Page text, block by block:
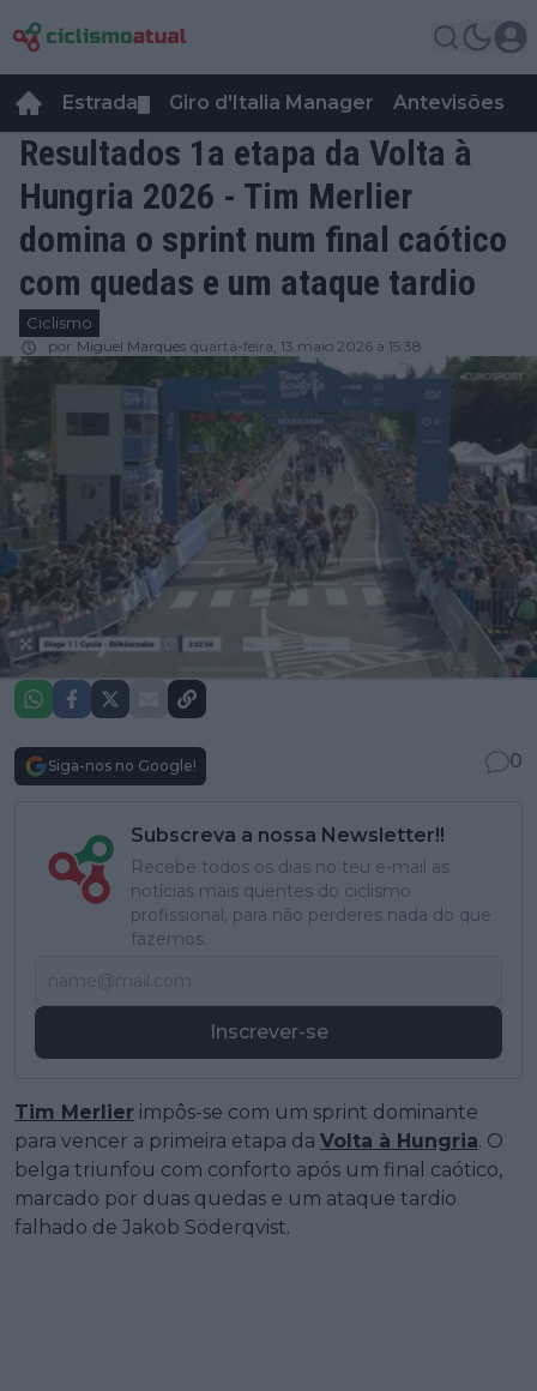
Estrada Giro d'Italia Manager Antevisões
Resultados 1a etapa da Volta à
Hungria 2026 - Tim Merlier
domina o sprint num final caótico
com quedas e um ataque tardio
Ciclismo
por Miguel Marques quarta-feira, 13 maio 2026 a 15:38
Siga-nos no Google! 0
Subscreva a nossa Newsletter!!
Recebe todos os dias no teu e-mail as
notícias mais quentes do ciclismo
profissional, para não perderes nada do que
fazemos.
Inscrever-se
Tim Merlier impôs-se com um sprint dominante
para vencer a primeira etapa da Volta à Hungria. O
belga triunfou com conforto após um final caótico,
marcado por duas quedas e um ataque tardio
falhado de Jakob Söderqvist.